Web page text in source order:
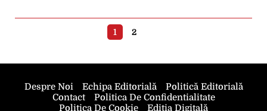
Asistență Socială și
1 2
Despre Noi Echipa Editorială
Politică Editorială
Contact
Politica De Confidentialitate
Politica De Cookie
Ediția Digitală